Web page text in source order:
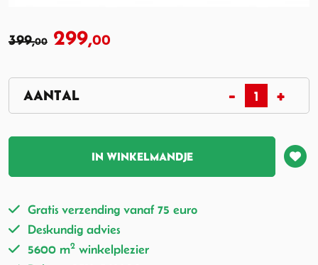
399,00 299,00
IN WINKELMANDJE
Gratis verzending vanaf 75 euro
Deskundig advies
5600 m2 winkelplezier